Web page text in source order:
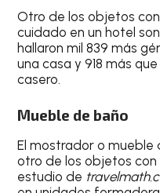
Otro de los objetos
cuidado en un hotel
hallaron mil 839 más
una casa y 918 más
casero.
Mueble de baño
El mostrador o
otro de los objetos con
estudio de